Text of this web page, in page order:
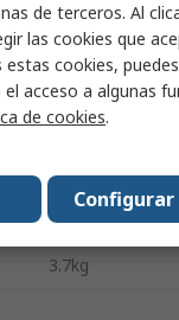
Valor
Phoenix Contact
Cilindro de
EU RoHS, EU
3.7kg
de terceros. Al
las cookies que
cookies,
acceso a algunas
de cookies.